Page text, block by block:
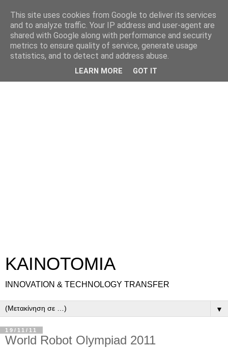
ΚΑΙΝΟΤΟΜΙΑ
INNOVATION & TECHNOLOGY TRANSFER
▼
19/11/11
World Robot Olympiad 2011
This site uses cookies from Google to deliver its services
and to analyze traffic. Your IP address and user-agent are
shared with Google along with performance and security
metrics to ensure quality of service, generate usage
statistics, and to detect and address abuse.
LEARN MORE GOT IT